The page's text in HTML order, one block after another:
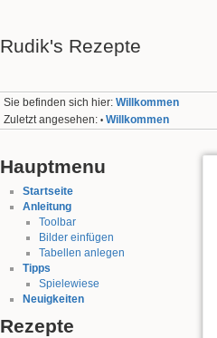
Rudik's Rezepte
Sie befinden sich hier:Willkommen
Zuletzt angesehen: • Willkommen
Hauptmenu
Startseite
Anleitung
Toolbar
Bilder einfügen
Tabellen anlegen
Tipps
Spielewiese
Neuigkeiten
Rezepte